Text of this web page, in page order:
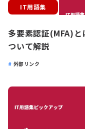
IT用語集
多要素認証(MFA)
ついて解説
外部リンク